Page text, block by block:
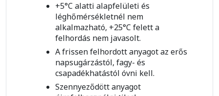
+5°C alatti alapfelületi és
léghőmérsékletnél nem
alkalmazható, +25°C felett a
felhordás nem javasolt.
A frissen felhordott anyagot az erős
napsugárzástól, fagy- és
csapadékhatástól óvni kell.
Szennyeződött anyagot